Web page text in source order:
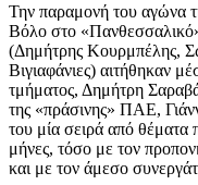
Την παραμονή του αγώνα
Βόλο στο
(Δημήτρης Κουρμπέλης,
Βιγιαφάνιες) αιτήθηκαν
τμήματος, Δημήτρη
της «πράσινης» ΠΑΕ,
του μία σειρά από θέματα
μήνες, τόσο με τον
και με τον άμεσο